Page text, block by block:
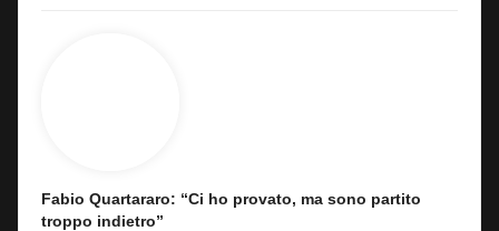
Fabio Quartararo: “Ci ho provato, ma sono partito
troppo indietro”